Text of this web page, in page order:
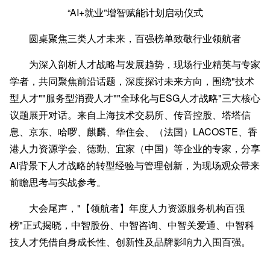
“AI+就业”增智赋能计划启动仪式
圆桌聚焦三类人才未来，百强榜单致敬行业领航者
为深入剖析人才战略与发展趋势，现场行业精英与专家
学者，共同聚焦前沿话题，深度探讨未来方向，围绕"技术
型人才""服务型消费人才""全球化与ESG人才战略"三大核心
议题展开对话。来自上海技术交易所、传音控股、塔塔信
息、京东、哈啰、麒麟、华住会、（法国）LACOSTE、香
港人力资源学会、德勤、宜家（中国）等企业的专家，分享
AI背景下人才战略的转型经验与管理创新，为现场观众带来
前瞻思考与实战参考。
大会尾声，"【领航者】年度人力资源服务机构百强
榜"正式揭晓，中智股份、中智咨询、中智关爱通、中智科
技人才凭借自身成长性、创新性及品牌影响力入围百强。